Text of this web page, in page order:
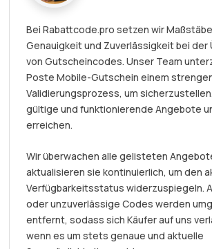
Bei Rabattcode.pro setzen wir
Genauigkeit und Zuverlässigkeit bei der
von Gutscheincodes. Unser Team
Poste Mobile-Gutschein einem
Validierungsprozess, um
gültige und funktionierende Angebote
erreichen.
Wir überwachen alle gelisteten
aktualisieren sie kontinuierlich, um den
Verfügbarkeitsstatus widerzuspiegeln.
oder unzuverlässige Codes werden
entfernt, sodass sich Käufer auf uns
wenn es um stets genaue und aktuelle